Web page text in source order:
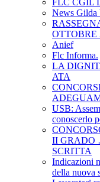
FLC CGIL
News Gilda
OTTOBRE
Anief
Flc Informa.
LA
ATA
USB:
conoscerlo
II GRADO
SCRITTA
Indicazioni
della nuova